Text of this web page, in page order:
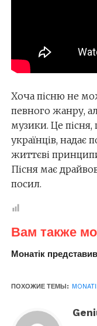
Хоча пісню не
певного жанру,
музики. Це пісня,
українців, надає
життєві принципи
Пісня має
посил.
Вам также
Монатік
ПОХОЖИЕ ТЕМЫ: